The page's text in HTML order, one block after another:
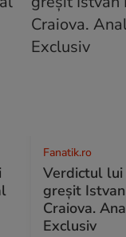
Fanatik.ro
Verdictul lui
greșit
Craiova.
Exclusiv